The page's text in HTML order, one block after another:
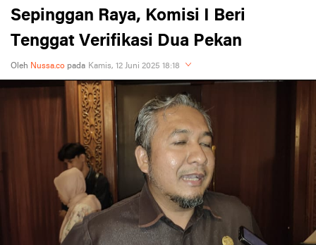
Sepinggan Raya, Komisi I Beri
Tenggat Verifikasi Dua Pekan
Oleh Nussa.co pada Kamis, 12 Juni 2025 18:18